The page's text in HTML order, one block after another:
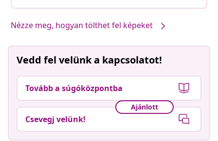
Nézze meg, hogyan tölthet fel képeket
Vedd fel velünk a kapcsolatot!
Tovább a súgóközpontba
Ajánlott
Csevegj velünk!